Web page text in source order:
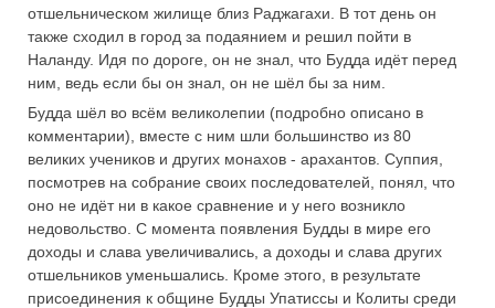
отшельническом жилище близ Раджагахи. В тот день он
также сходил в город за подаянием и решил пойти в
Наланду. Идя по дороге, он не знал, что Будда идёт перед
ним, ведь если бы он знал, он не шёл бы за ним.
Будда шёл во всём великолепии (подробно описано в
комментарии), вместе с ним шли большинство из 80
великих учеников и других монахов - арахантов. Суппия,
посмотрев на собрание своих последователей, понял, что
оно не идёт ни в какое сравнение и у него возникло
недовольство. С момента появления Будды в мире его
доходы и слава увеличивались, а доходы и слава других
отшельников уменьшались. Кроме этого, в результате
присоединения к общине Будды Упатиссы и Колиты среди